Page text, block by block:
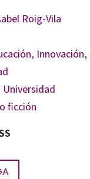
Roig-Vila
, Innovación,
Universidad
ficción